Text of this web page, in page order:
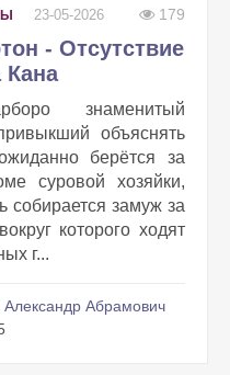
23-05-2026 179
- Отсутствие
Кана
знаменитый
объяснять
берётся за
суровой хозяйки,
замуж за
которого ходят
г...
Александр Абрамович